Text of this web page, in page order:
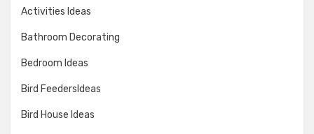
Activities Ideas
Bathroom Decorating
Bedroom Ideas
Bird FeedersIdeas
Bird House Ideas